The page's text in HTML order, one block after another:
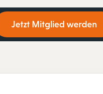
Jetzt Mitglied werden